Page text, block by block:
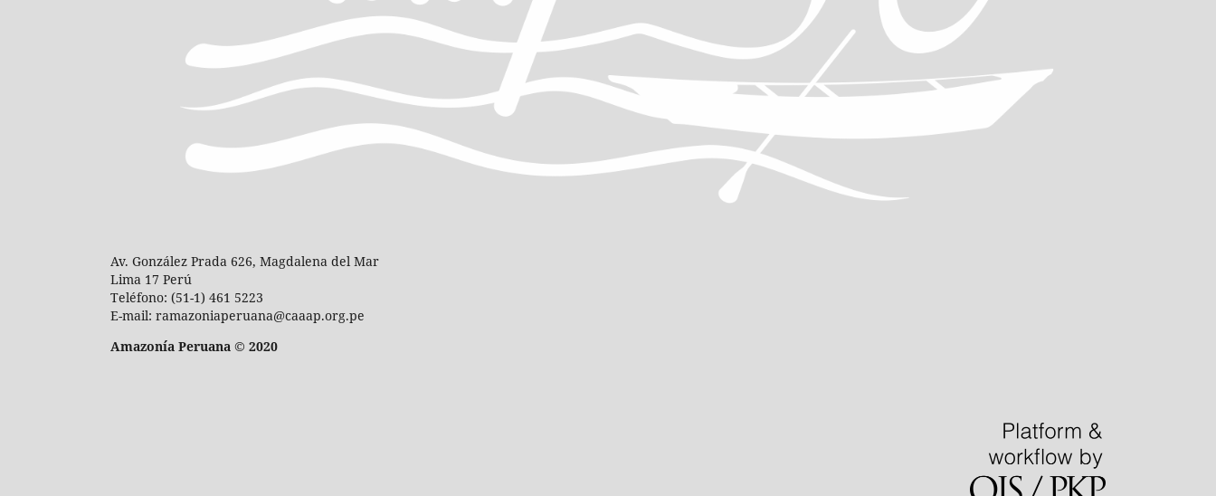
Av. González Prada 626, Magdalena del Mar
Lima 17 Perú
Teléfono: (51-1) 461 5223
E-mail: ramazoniaperuana@caaap.org.pe
Amazonía Peruana © 2020